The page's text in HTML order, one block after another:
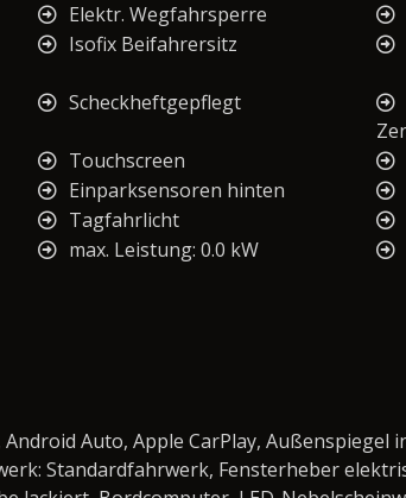
Elektr. Wegfahrsperre
Isofix Beifahrersitz
Scheckheftgepflegt
Touchscreen
Einparksensoren hinten
Tagfahrlicht
max. Leistung: 0.0 kW
Auto, Apple CarPlay, Außenspiegel
Standardfahrwerk, Fensterheber